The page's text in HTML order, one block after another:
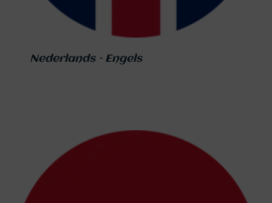
Nederlands – Engels